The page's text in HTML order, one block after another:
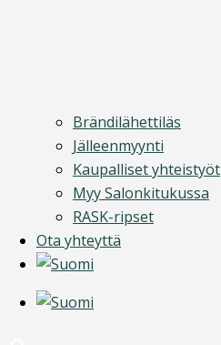
Brändilähettiläs
Jälleenmyynti
Kaupalliset yhteistyöt
Myy Salonkitukussa
RASK-ripset
Ota yhteyttä